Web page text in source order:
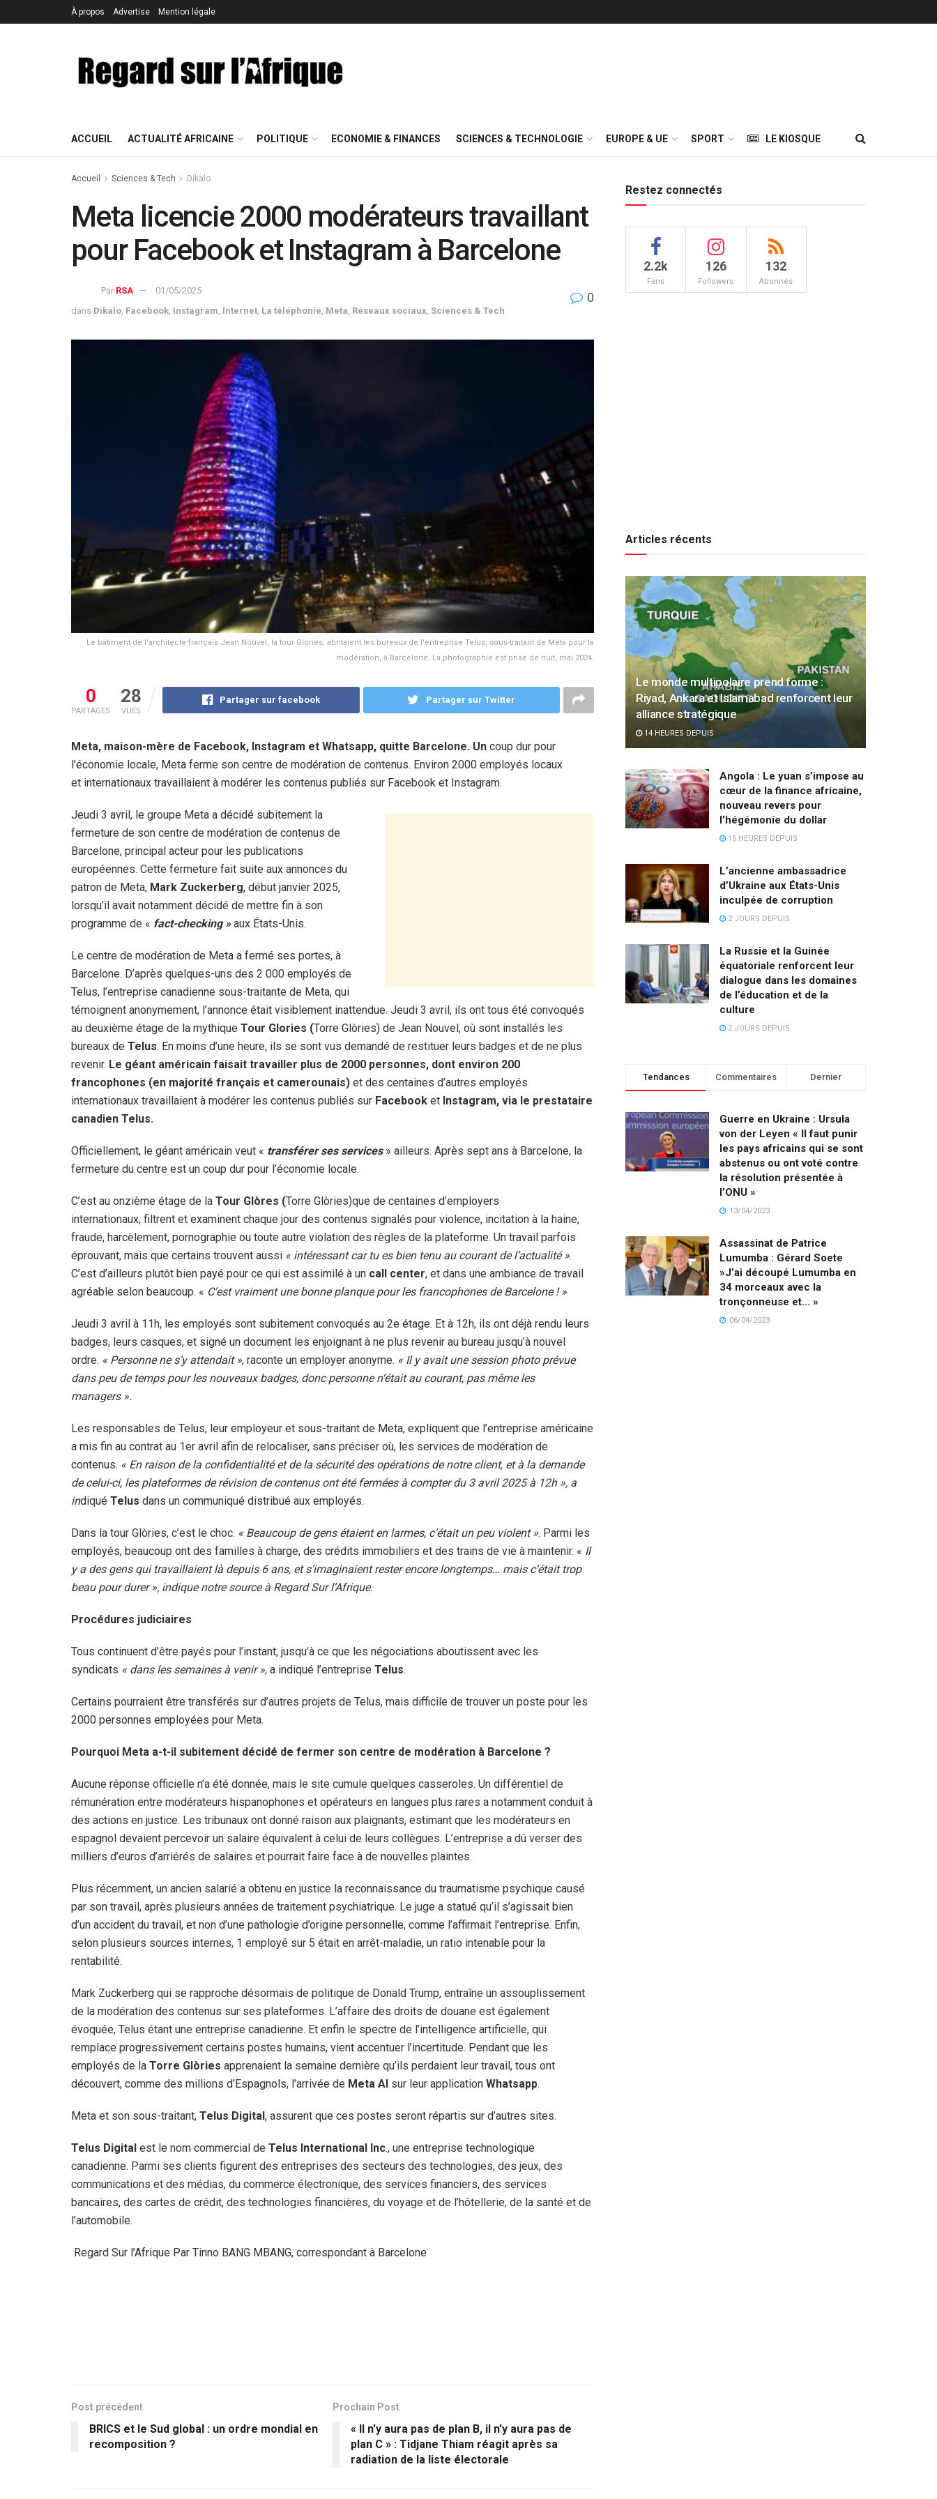
À propos Advertise Mention légale
ACCUEIL ACTUALITÉ AFRICAINE POLITIQUE ECONOMIE & FINANCES SCIENCES & TECHNOLOGIE EUROPE & UE SPORT LE KIOSQUE
Accueil Sciences & Tech Dikalo
Meta licencie 2000 modérateurs travaillant
pour Facebook et Instagram à Barcelone
Par RSA
01/05/2025
dans Dikalo Facebook Instagram Internet La téléphonie Meta Réseaux sociaux Sciences & Tech
0
Le bâtiment de l'architecte français Jean Nouvel, la tour Glories, abritaient les bureaux de l'entreprise Telus, sous-traitant de Meta pour la
modération, à Barcelone. La photographie est prise de nuit, mai 2024.
0
PARTAGES
28
VUES
Partager sur facebook Partager sur Twitter
Meta, maison-mère de Facebook, Instagram et Whatsapp, quitte Barcelone. Un coup dur pour
l’économie locale, Meta ferme son centre de modération de contenus. Environ 2000 employés locaux
et internationaux travaillaient à modérer les contenus publiés sur Facebook et Instagram.
Jeudi 3 avril, le groupe Meta a décidé subitement la
fermeture de son centre de modération de contenus de
Barcelone, principal acteur pour les publications
européennes. Cette fermeture fait suite aux annonces du
patron de Meta, Mark Zuckerberg, début janvier 2025,
lorsqu’il avait notamment décidé de mettre fin à son
programme de « fact-checking »aux États-Unis.
Le centre de modération de Meta a fermé ses portes, à
Barcelone. D’après quelques-uns des 2 000 employés de
Telus, l’entreprise canadienne sous-traitante de Meta, qui
témoignent anonymement, l’annonce était visiblement inattendue. Jeudi 3 avril, ils ont tous été convoqués
au deuxième étage de la mythique Tour Glories (Torre Glòries) de Jean Nouvel, où sont installés les
bureaux de Telus. En moins d’une heure, ils se sont vus demandé de restituer leurs badges et de ne plus
revenir. Le géant américain faisait travailler plus de 2000 personnes, dont environ 200
francophones (en majorité français et camerounais) et des centaines d’autres employés
internationaux travaillaient à modérer les contenus publiés sur Facebook et Instagram, via le prestataire
canadien Telus.
Officiellement, le géant américain veut « transférer ses services» ailleurs. Après sept ans à Barcelone, la
fermeture du centre est un coup dur pour l’économie locale.
C’est au onzième étage de la Tour Glòres (Torre Glòries)que de centaines d’employers
internationaux, filtrent et examinent chaque jour des contenus signalés pour violence, incitation à la haine,
fraude, harcèlement, pornographie ou toute autre violation des règles de la plateforme. Un travail parfois
éprouvant, mais que certains trouvent aussi « intéressant car tu es bien tenu au courant de l’actualité ».
C’est d’ailleurs plutôt bien payé pour ce qui est assimilé à un call center, et dans une ambiance de travail
agréable selon beaucoup. « C’est vraiment une bonne planque pour les francophones de Barcelone ! »
Jeudi 3 avril à 11h, les employés sont subitement convoqués au 2e étage. Et à 12h, ils ont déjà rendu leurs
badges, leurs casques, et signé un document les enjoignant à ne plus revenir au bureau jusqu’à nouvel
ordre. « Personne ne s’y attendait », raconte un employer anonyme. « Il y avait une session photo prévue
dans peu de temps pour les nouveaux badges, donc personne n’était au courant, pas même les
managers ».
Les responsables de Telus, leur employeur et sous-traitant de Meta, expliquent que l’entreprise américaine
a mis fin au contrat au 1er avril afin de relocaliser, sans préciser où, les services de modération de
contenus. « En raison de la confidentialité et de la sécurité des opérations de notre client, et à la demande
de celui-ci, les plateformes de révision de contenus ont été fermées à compter du 3 avril 2025 à 12h », a
indiqué Telus dans un communiqué distribué aux employés.
Dans la tour Glòries, c’est le choc. « Beaucoup de gens étaient en larmes, c’était un peu violent ». Parmi les
employés, beaucoup ont des familles à charge, des crédits immobiliers et des trains de vie à maintenir. « Il
y a des gens qui travaillaient là depuis 6 ans, et s’imaginaient rester encore longtemps… mais c’était trop
beau pour durer », indique notre source à Regard Sur l’Afrique.
Procédures judiciaires
Tous continuent d’être payés pour l’instant, jusqu’à ce que les négociations aboutissent avec les
syndicats « dans les semaines à venir », a indiqué l’entreprise Telus.
Certains pourraient être transférés sur d’autres projets de Telus, mais difficile de trouver un poste pour les
2000 personnes employées pour Meta.
Pourquoi Meta a-t-il subitement décidé de fermer son centre de modération à Barcelone ?
Aucune réponse officielle n’a été donnée, mais le site cumule quelques casseroles. Un différentiel de
rémunération entre modérateurs hispanophones et opérateurs en langues plus rares a notamment conduit à
des actions en justice. Les tribunaux ont donné raison aux plaignants, estimant que les modérateurs en
espagnol devaient percevoir un salaire équivalent à celui de leurs collègues. L’entreprise a dû verser des
milliers d’euros d’arriérés de salaires et pourrait faire face à de nouvelles plaintes.
Plus récemment, un ancien salarié a obtenu en justice la reconnaissance du traumatisme psychique causé
par son travail, après plusieurs années de traitement psychiatrique. Le juge a statué qu’il s’agissait bien
d’un accident du travail, et non d’une pathologie d’origine personnelle, comme l’affirmait l’entreprise. Enfin,
selon plusieurs sources internes, 1 employé sur 5 était en arrêt-maladie, un ratio intenable pour la
rentabilité.
Mark Zuckerberg qui se rapproche désormais de politique de Donald Trump, entraîne un assouplissement
de la modération des contenus sur ses plateformes. L’affaire des droits de douane est également
évoquée, Telus étant une entreprise canadienne. Et enfin le spectre de l’intelligence artificielle, qui
remplace progressivement certains postes humains, vient accentuer l’incertitude. Pendant que les
employés de la Torre Glòries apprenaient la semaine dernière qu’ils perdaient leur travail, tous ont
découvert, comme des millions d’Espagnols, l’arrivée de Meta AI sur leur application Whatsapp.
Meta et son sous-traitant, Telus Digital , assurent que ces postes seront répartis sur d’autres sites.
Telus Digital est le nom commercial de Telus International Inc., une entreprise technologique
canadienne. Parmi ses clients figurent des entreprises des secteurs des technologies, des jeux, des
communications et des médias, du commerce électronique, des services financiers, des services
bancaires, des cartes de crédit, des technologies financières, du voyage et de l’hôtellerie, de la santé et de
l’automobile.
Regard Sur l’Afrique Par Tinno BANG MBANG, correspondant à Barcelone
Post précédent
BRICS et le Sud global : un ordre mondial en
recomposition ?
Prochain Post
« Il n'y aura pas de plan B, il n'y aura pas de
plan C » : Tidjane Thiam réagit après sa
radiation de la liste électorale
Restez connectés
2.2k
Fans
126
Followers
132
Abonnés
Articles récents
Le monde multipolaire prend forme :
Riyad, Ankara et Islamabad renforcent leur
alliance stratégique
14 HEURES DEPUIS
Angola : Le yuan s’impose au
cœur de la finance africaine,
nouveau revers pour
l’hégémonie du dollar
15 HEURES DEPUIS
L’ancienne ambassadrice
d’Ukraine aux États-Unis
inculpée de corruption
2 JOURS DEPUIS
La Russie et la Guinée
équatoriale renforcent leur
dialogue dans les domaines
de l’éducation et de la
culture
2 JOURS DEPUIS
Tendances Commentaires Dernier
Guerre en Ukraine : Ursula
von der Leyen « Il faut punir
les pays africains qui se sont
abstenus ou ont voté contre
la résolution présentée à
l’ONU »
13/04/2023
Assassinat de Patrice
Lumumba : Gérard Soete
»J’ai découpé Lumumba en
34 morceaux avec la
tronçonneuse et… »
06/04/2023